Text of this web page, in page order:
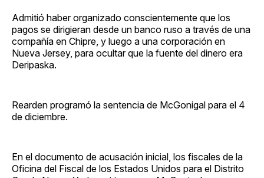
Admitió haber organizado conscientemente que los
pagos se dirigieran desde un banco ruso a través de una
compañía en Chipre, y luego a una corporación en
Nueva Jersey, para ocultar que la fuente del dinero era
Deripaska.
Rearden programó la sentencia de McGonigal para el 4
de diciembre.
En el documento de acusación inicial, los fiscales de la
Oficina del Fiscal de los Estados Unidos para el Distrito